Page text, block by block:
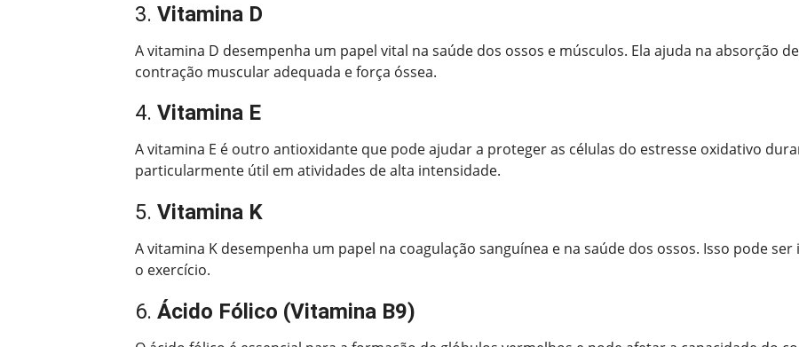
3. Vitamina D
A vitamina D desempenha um papel vital na saúde dos ossos e músculos. Ela ajuda na absorção
contração muscular adequada e força óssea.
4. Vitamina E
A vitamina E é outro antioxidante que pode ajudar a proteger as células do estresse oxidativo
particularmente útil em atividades de alta intensidade.
5. Vitamina K
A vitamina K desempenha um papel na coagulação sanguínea e na saúde dos ossos. Isso pode
o exercício.
6. Ácido Fólico (Vitamina B9)